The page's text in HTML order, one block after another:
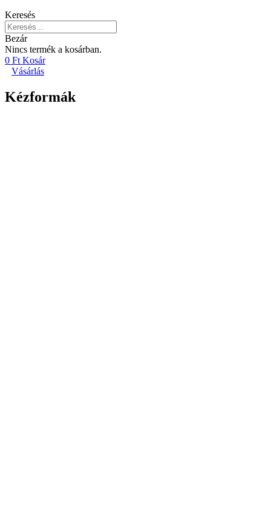
Keresés
Bezár
Nincs termék a kosárban.
0 Ft Kosár
Vásárlás
Kézformák